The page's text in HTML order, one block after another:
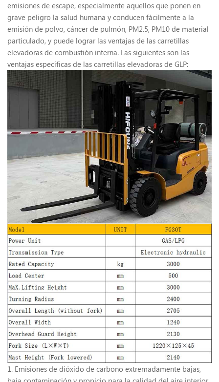
emisiones de escape, especialmente aquellos que ponen en
grave peligro la salud humana y conducen fácilmente a la
emisión de polvo, cáncer de pulmón, PM2.5, PM10 de material
particulado, y puede lograr las ventajas de las carretillas
elevadoras de combustión interna. Las siguientes son las
ventajas específicas de las carretillas elevadoras de GLP:
1. Emisiones de dióxido de carbono extremadamente bajas,